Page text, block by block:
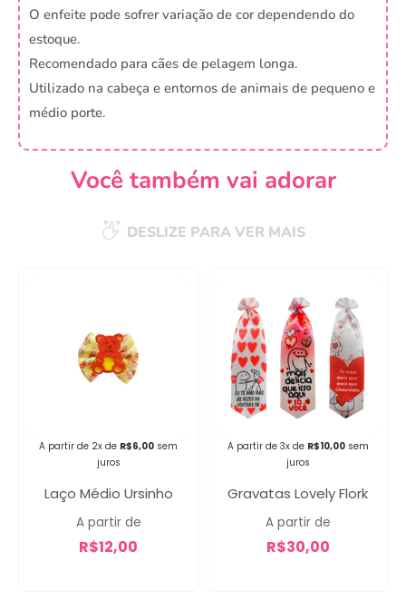
O enfeite pode sofrer variação de cor dependendo do
estoque.
Recomendado para cães de pelagem longa.
Utilizado na cabeça e entornos de animais de pequeno e
médio porte.
Você também vai adorar
DESLIZE PARA VER MAIS
A partir de 2x de R$6,00 sem
juros
Laço Médio Ursinho
A partir de
R$12,00
A partir de 3x de R$10,00 sem
juros
Gravatas Lovely Flork
A partir de
R$30,00
Campanha lançada com
sucesso!